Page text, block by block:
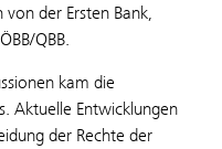
der Ersten Bank,
QBB.
kam die
Aktuelle Entwicklungen
der Rechte der